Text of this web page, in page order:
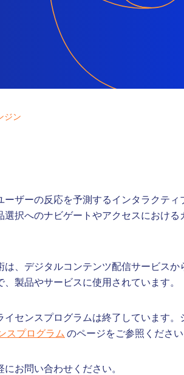
ジン
ザーの反応を予測するインタラクティ
択へのナビゲートやアクセスにおける
、デジタルコンテンツ配信サービスか
製品やサービスに使用されています。
センスプログラムは終了しています。
スプログラムのページをご参照ください
お問い合わせください。